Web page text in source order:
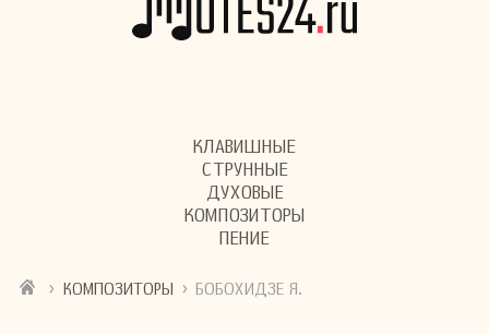
КЛАВИШНЫЕ
СТРУННЫЕ
ДУХОВЫЕ
КОМПОЗИТОРЫ
ПЕНИЕ
› КОМПОЗИТОРЫ › БОБОХИДЗЕ Я.